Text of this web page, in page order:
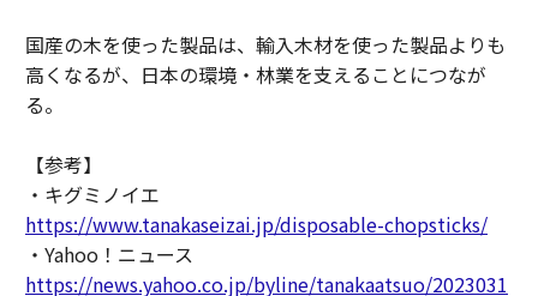
国産の木を使った製品は、輸入木材を使った製品よりも
高くなるが、日本の環境・林業を支えることにつなが
る。
【参考】
・キグミノイエ
https://www.tanakaseizai.jp/disposable-chopsticks/
・Yahoo！ニュース
https://news.yahoo.co.jp/byline/tanakaatsuo/2023031